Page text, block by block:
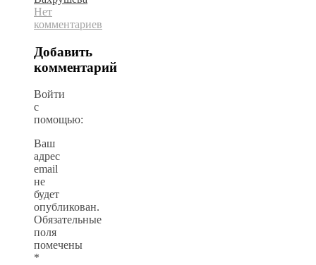
Нет
комментариев
Добавить
комментарий
Войти
с
помощью:
Ваш
адрес
email
не
будет
опубликован.
Обязательные
поля
помечены
*